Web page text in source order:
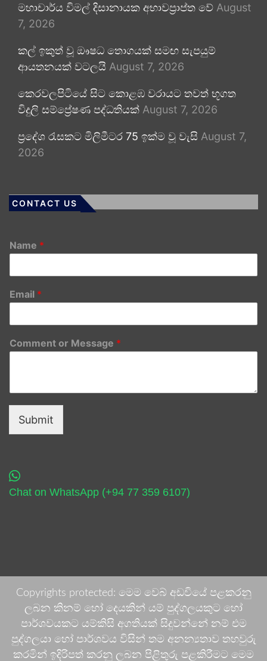
මහාචාර්ය විමල් දිසානායක අභාවප්‍රාප්ත වේ August
7, 2026
කල් ඉකුත් වූ ඖෂධ තොගයක් සමඟ සැපයුම්
ආයතනයක් වටලයි August 7, 2026
කෙරවලපිටියේ සිට කොළඹ වරායට තවත් භූගත
විදුලි සම්ප්‍රේෂණ පද්ධතියක් August 7, 2026
ප්‍රදේශ රැසකට මිලිමීටර 75 ඉක්ම වූ වැසි August 7,
2026
CONTACT US
Name *
Email *
Comment or Message *
Submit
Chat on WhatsApp (+94 77 359 6107)
Copyrights protected: මෙම වෙබ් අඩවියේ පළකරනු
ලබන කිනම් හෝ දෙයකින් යම් පුද්ගලයකුට හෝ
පාර්ශවයකට යම්කිසි අගතියක් සිදුවන්නේ නම් එම
පුද්ගලයා හෝ පාර්ශවය විසින් තම අනන්‍යතාව තහවුරු
කරමින් ඉදිරිපත් කරනු ලබන පිළිතුරු පළකිරීමට මෙම